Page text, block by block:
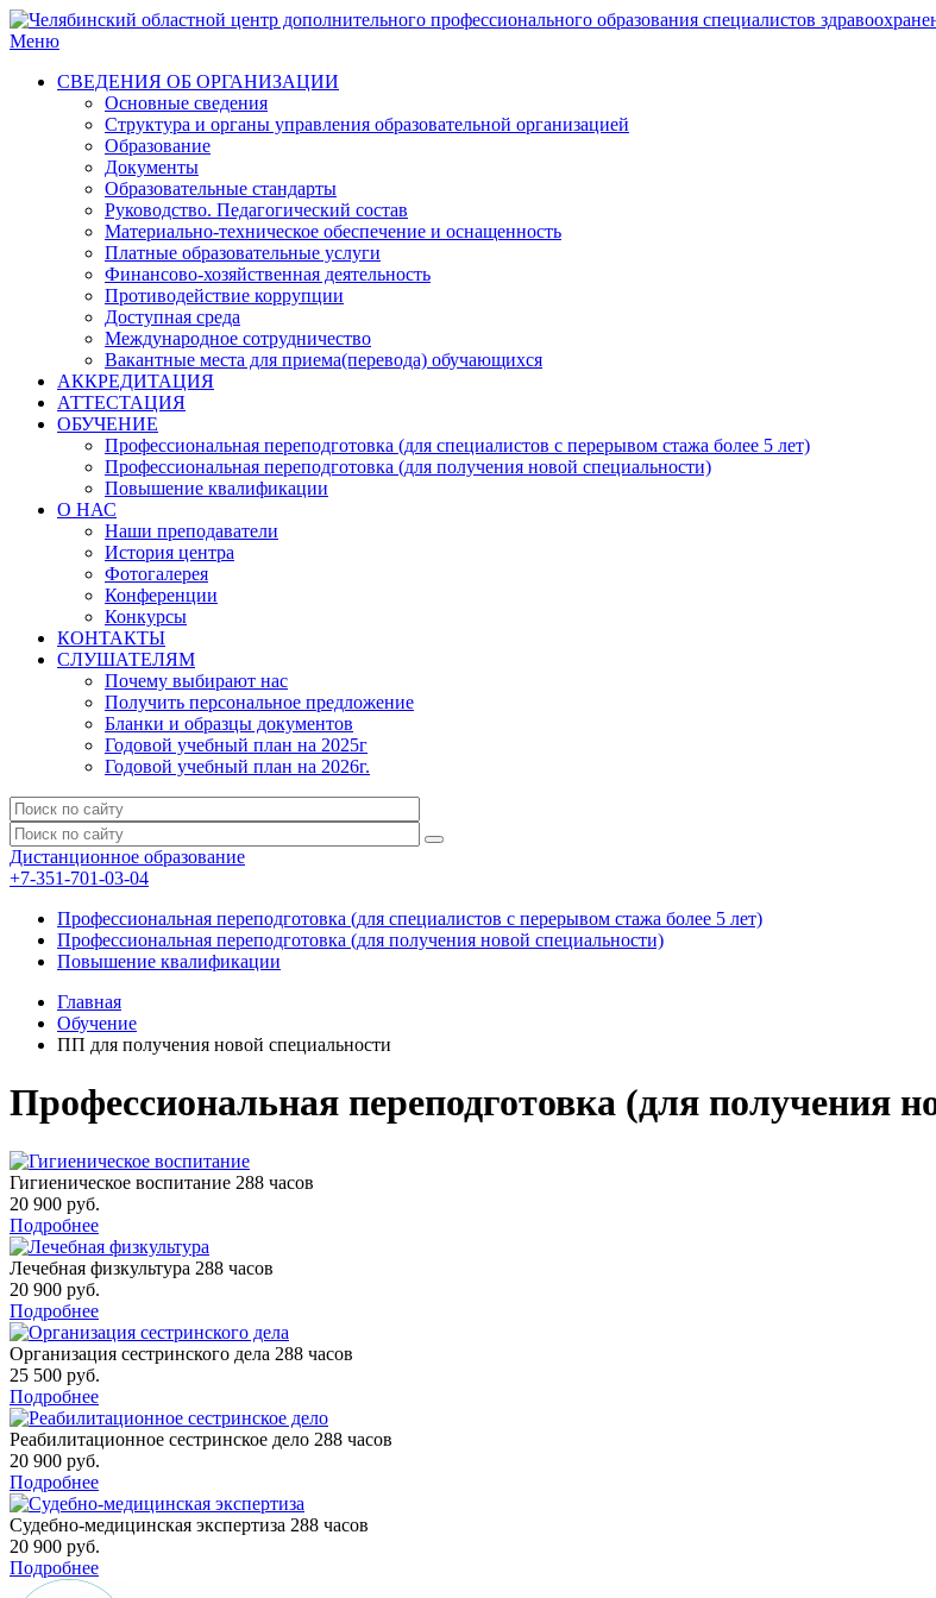
Меню
СВЕДЕНИЯ ОБ ОРГАНИЗАЦИИ
Основные сведения
Структура и органы управления образовательной организацией
Образование
Документы
Образовательные стандарты
Руководство. Педагогический состав
Материально-техническое обеспечение и оснащенность
Платные образовательные услуги
Финансово-хозяйственная деятельность
Противодействие коррупции
Доступная среда
Международное сотрудничество
Вакантные места для приема(перевода) обучающихся
АККРЕДИТАЦИЯ
АТТЕСТАЦИЯ
ОБУЧЕНИЕ
Профессиональная переподготовка (для специалистов с перерывом стажа более 5 лет)
Профессиональная переподготовка (для получения новой специальности)
Повышение квалификации
О НАС
Наши преподаватели
История центра
Фотогалерея
Конференции
Конкурсы
КОНТАКТЫ
СЛУШАТЕЛЯМ
Почему выбирают нас
Получить персональное предложение
Бланки и образцы документов
Годовой учебный план на 2025г
Годовой учебный план на 2026г.
Дистанционное образование
+7-351-701-03-04
Профессиональная переподготовка (для специалистов с перерывом стажа более 5 лет)
Профессиональная переподготовка (для получения новой специальности)
Повышение квалификации
Главная
Обучение
ПП для получения новой специальности
Профессиональная переподготовка (для получения
Гигиеническое воспитание 288 часов
20 900 руб.
Подробнее
Лечебная физкультура 288 часов
20 900 руб.
Подробнее
Организация сестринского дела 288 часов
25 500 руб.
Подробнее
Реабилитационное сестринское дело 288 часов
20 900 руб.
Подробнее
Судебно-медицинская экспертиза 288 часов
20 900 руб.
Подробнее